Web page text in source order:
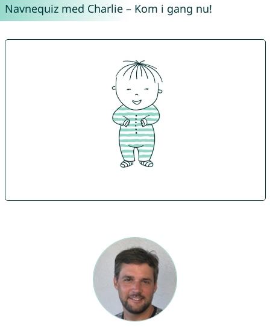
Navnequiz med Charlie – Kom i gang nu!